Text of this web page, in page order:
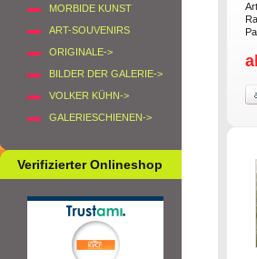
MORBIDE KUNST
ART-SOUVENIRS
ORIGINALE->
BILDER DER GALERIE->
VOLKER KÜHN->
GALERIESCHIENEN->
Verifizierter Onlineshop